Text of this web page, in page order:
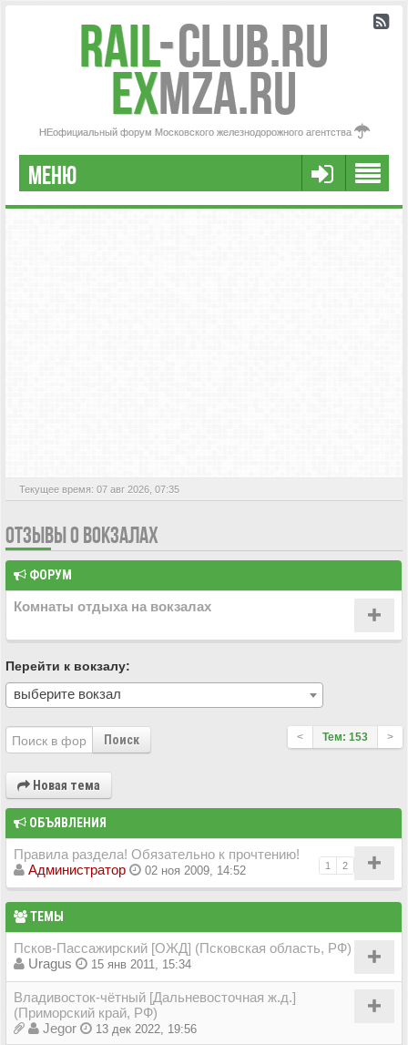
Rail-Club.RU
exMZA.RU
НЕофициальный форум Московского железнодорожного агентства
МЕНЮ
РЕГИСТРАЦИЯ
Текущее время: 07 авг 2026, 07:35
ОТЗЫВЫ О ВОКЗАЛАХ
ФОРУМ
Комнаты отдыха на вокзалах
Перейти к вокзалу:
выберите вокзал
Поиск < Тем: 153 >
Новая тема
ОБЪЯВЛЕНИЯ
Правила раздела! Обязательно к прочтению!
1 2
Администратор 02 ноя 2009, 14:52
ТЕМЫ
Псков-Пассажирский [ОЖД] (Псковская область, РФ)
Uragus
15 янв 2011, 15:34
Владивосток-чётный [Дальневосточная ж.д.]
(Приморский край, РФ)
Jegor
13 дек 2022, 19:56